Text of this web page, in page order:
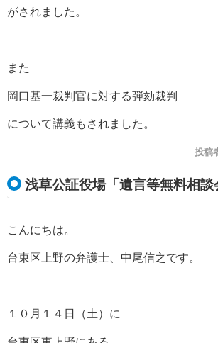
がされました。
また
岡口基一裁判官に対する弾劾裁判
について講義もされました。
投稿
浅草公証役場「遺言等無料相談
こんにちは。
台東区上野の弁護士、中尾信之です。
１０月１４日（土）に